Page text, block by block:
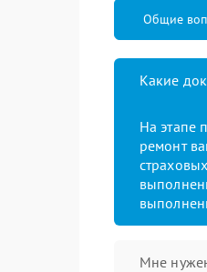
Общие
Какие
На этапе
ремонт
Мне